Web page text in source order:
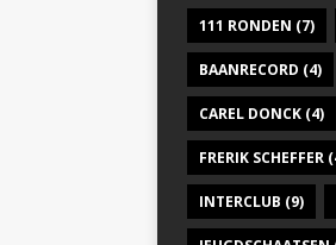
111 RONDEN (7)
BAANRECORD (4)
CAREL DONCK (4)
FRERIK SCHEFFER
INTERCLUB (9)